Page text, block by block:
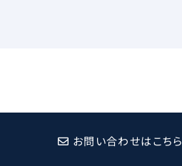
お問い合わせはこちら